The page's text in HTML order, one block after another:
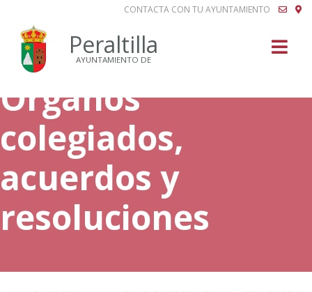
CONTACTA CON TU AYUNTAMIENTO
Peraltilla
AYUNTAMIENTO DE
Órganos
colegiados,
acuerdos y
resoluciones